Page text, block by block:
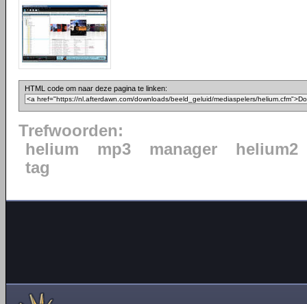
HTML code om naar deze pagina te linken:
Trefwoorden:
helium
mp3 manager
helium2
tag